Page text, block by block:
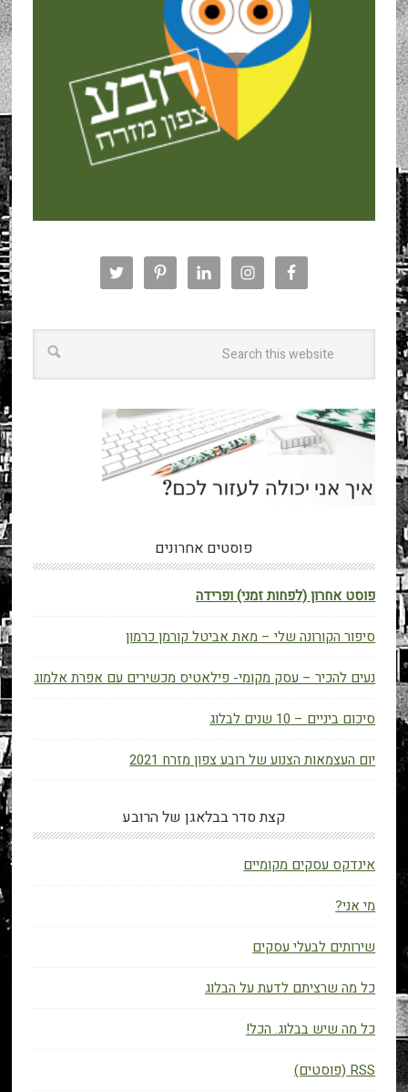
פוסטים אחרונים
פוסט אחרון (לפחות זמני) ופרידה
סיפור הקורונה שלי – מאת אביטל קורמן כרמון
נעים להכיר – עסק מקומי- פילאטיס מכשירים עם אפרת אלמוג
סיכום ביניים – 10 שנים לבלוג
יום העצמאות הצנוע של רובע צפון מזרח 2021
קצת סדר בבלאגן של הרובע
אינדקס עסקים מקומיים
מי אני?
שירותים לבעלי עסקים
כל מה שרציתם לדעת על הבלוג
כל מה שיש בבלוג. הכל!
RSS (פוסטים)